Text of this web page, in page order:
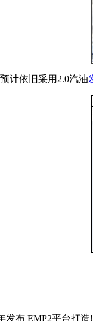
预计依旧采用2.0汽油
发布 EMP2平台打造!